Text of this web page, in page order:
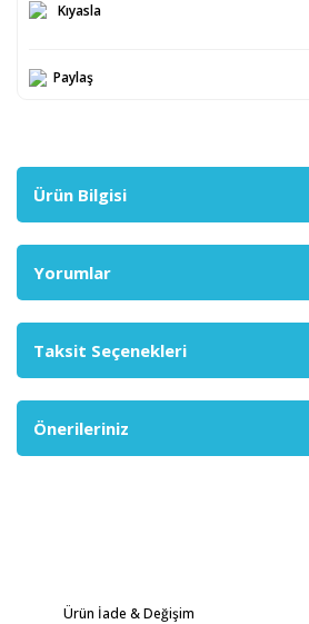
Kıyasla
Paylaş
Ürün Bilgisi
Yorumlar
Taksit Seçenekleri
Önerileriniz
Ürün İade & Değişim